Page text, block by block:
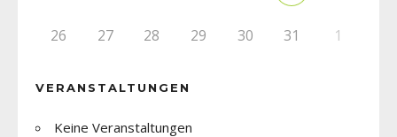
26 27 28 29 30 31 1
VERANSTALTUNGEN
Keine Veranstaltungen